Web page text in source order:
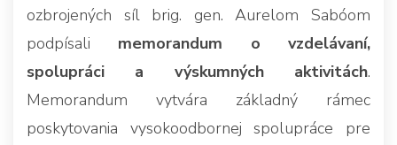
ozbrojených síl brig. gen. Aurelom Sabóom
podpísali memorandum o vzdelávaní,
spolupráci a výskumných aktivitách.
Memorandum vytvára základný rámec
poskytovania vysokoodbornej spolupráce pre